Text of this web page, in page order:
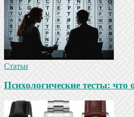
Статьи
Психологические тесты: что